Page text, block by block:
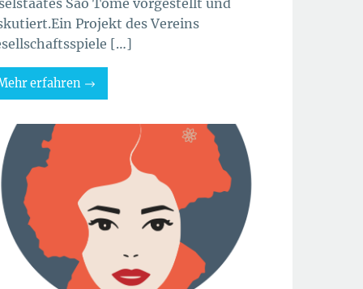
Projekt des Vereins
[…]
erfahren